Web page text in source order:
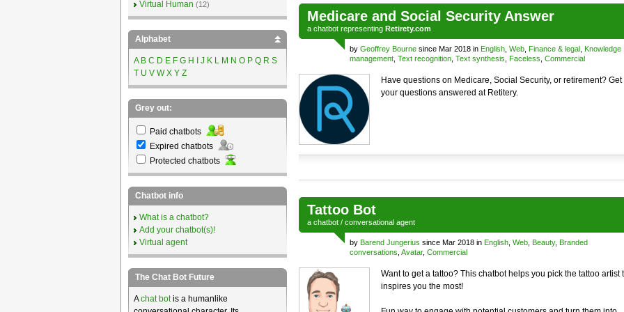
Medicare and Social Security Answer
a chatbotrepresenting Retirety.com
by Geoffrey Bournesince Mar 2018 in English, Web, Finance & legal, Knowledge
management, Text recognition, Text synthesis Faceless Commercial
Have questions on Medicare, Social Security, or retirement? Get
your questions answered at Retitery.
Tattoo Bot
a chatbot/ conversational agent
by Barend Jungerius since Mar 2018 in English, Web, Beauty, Branded
conversations Avatar, Commercial
Want to get a tattoo? This chatbot helps you pick the tattoo artist
inspires you the most!
Virtual Human (12)
Alphabet
A B C D E F G H J K L M N O P Q R S
T U V W X Y Z
Grey out:
Paid chatbots
Expired chatbots
Protected chatbots
Chatbot info
What is a chatbot?
Add your chatbot(s)!
Virtual agent
The Chat Bot Future
Achat botis a humanlike